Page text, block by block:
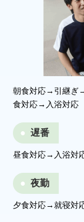
朝食対応→引継ぎ
食対応→入浴対応
遅番
昼食対応→入浴対
夜勤
夕食対応→就寝対